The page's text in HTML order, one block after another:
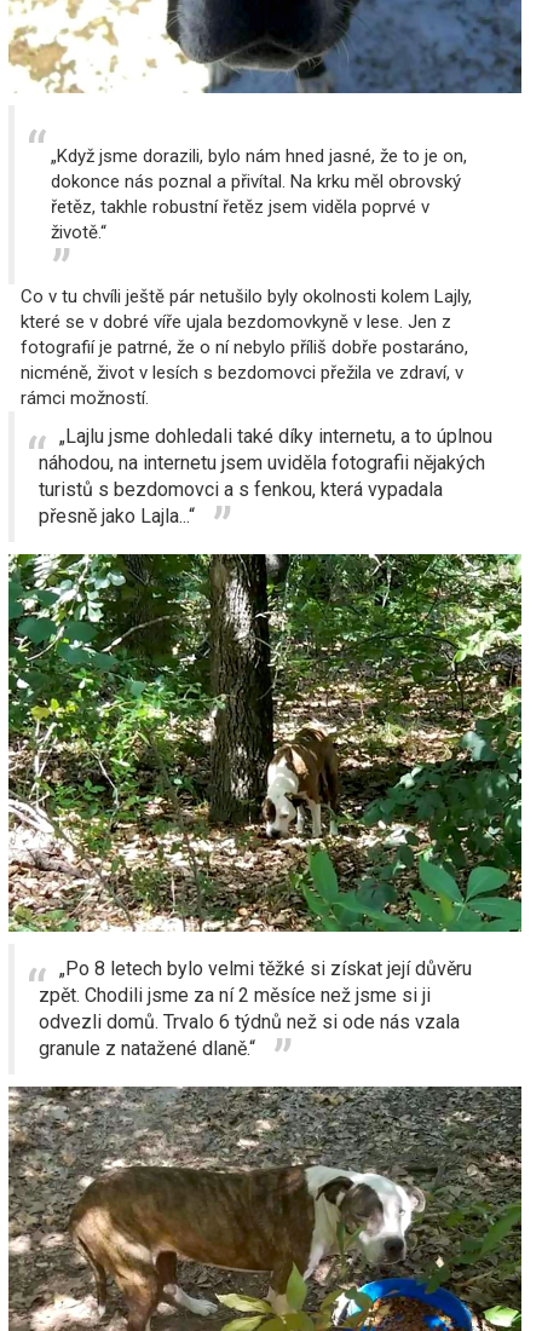
„Když jsme dorazili, bylo nám hned jasné, že to je on,
dokonce nás poznal a přivítal. Na krku měl obrovský
řetěz, takhle robustní řetěz jsem viděla poprvé v
životě.“
Co v tu chvíli ještě pár netušilo byly okolnosti kolem Lajly,
které se v dobré víře ujala bezdomovkyně v lese. Jen z
fotografií je patrné, že o ní nebylo příliš dobře postaráno,
nicméně, život v lesích s bezdomovci přežila ve zdraví, v
rámci možností.
„Lajlu jsme dohledali také díky internetu, a to úplnou
náhodou, na internetu jsem uviděla fotografii nějakých
turistů s bezdomovci a s fenkou, která vypadala
přesně jako Lajla...“
„Po 8 letech bylo velmi těžké si získat její důvěru
zpět. Chodili jsme za ní 2 měsíce než jsme si ji
odvezli domů. Trvalo 6 týdnů než si ode nás vzala
granule z natažené dlaně.“